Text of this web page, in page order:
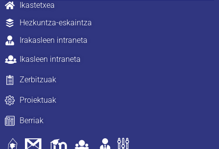
Ikastetxea
Hezkuntza-eskaintza
Irakasleen intraneta
Ikasleen intraneta
Zerbitzuak
Proiektuak
Berriak